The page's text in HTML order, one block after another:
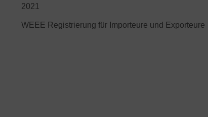
2021
WEEE Registrierung für Importeure und Exporteure